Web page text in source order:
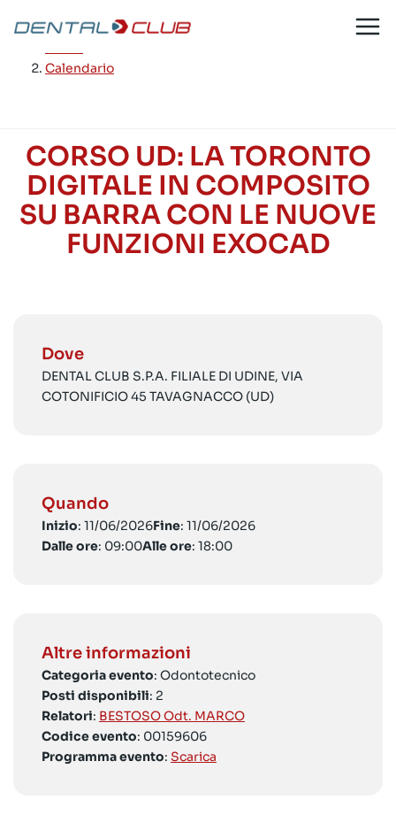
contenuto
Calendario
CORSO UD: LA TORONTO
DIGITALE IN COMPOSITO
SU BARRA CON LE NUOVE
FUNZIONI EXOCAD
Dove
DENTAL CLUB S.P.A. FILIALE DI UDINE, VIA
COTONIFICIO 45 TAVAGNACCO (UD)
Quando
Inizio: 11/06/2026Fine: 11/06/2026
Dalle ore: 09:00Alle ore: 18:00
Altre informazioni
Categoria evento: Odontotecnico
Posti disponibili: 2
Relatori: BESTOSO Odt. MARCO
Codice evento: 00159606
Programma evento: Scarica